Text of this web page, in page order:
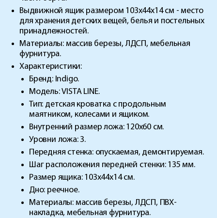
Выдвижной ящик размером 103х44х14 см - место
для хранения детских вещей, белья и постельных
принадлежностей.
Материалы: массив березы, ЛДСП, мебельная
фурнитура.
Характеристики:
Бренд: Indigo.
Модель: VISTA LINE.
Тип: детская кроватка с продольным
маятником, колесами и ящиком.
Внутренний размер ложа: 120х60 см.
Уровни ложа: 3.
Передняя стенка: опускаемая, демонтируемая.
Шаг расположения передней стенки: 135 мм.
Размер ящика: 103х44х14 см.
Дно: реечное.
Материалы: массив березы, ЛДСП, ПВХ-
накладка, мебельная фурнитура.